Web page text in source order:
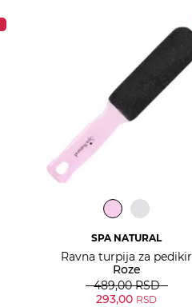
SPA NATURAL
Ravna turpija za pedikir
Roze
489,00RSD
293,00 RSD